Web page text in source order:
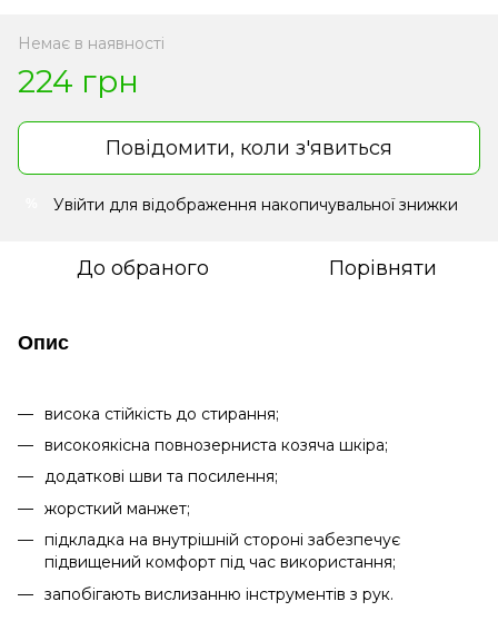
Немає в наявності
224 грн
Повідомити, коли з'явиться
Увійти для відображення накопичувальної знижки
До обраного Порівняти
Опис
висока стійкість до стирання;
високоякісна повнозерниста козяча шкіра;
додаткові шви та посилення;
жорсткий манжет;
підкладка на внутрішній стороні забезпечує
підвищений комфорт під час використання;
запобігають вислизанню інструментів з рук.